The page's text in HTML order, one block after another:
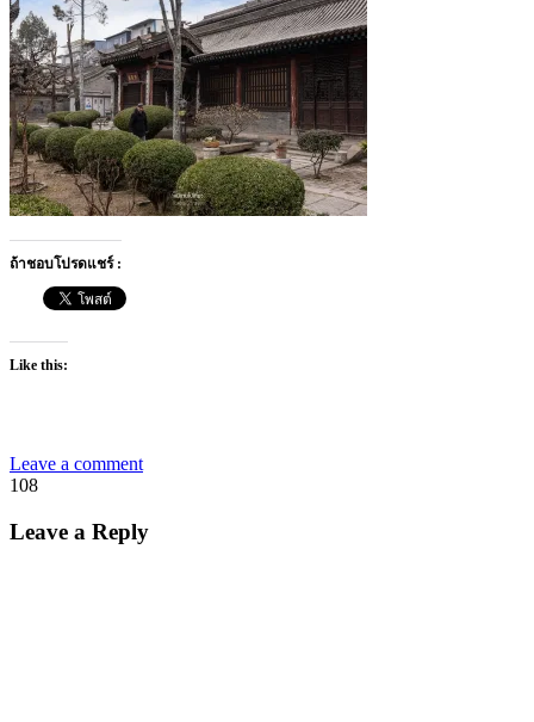
ถ้าชอบโปรดแชร์ :
Like this:
Leave a comment
108
Leave a Reply